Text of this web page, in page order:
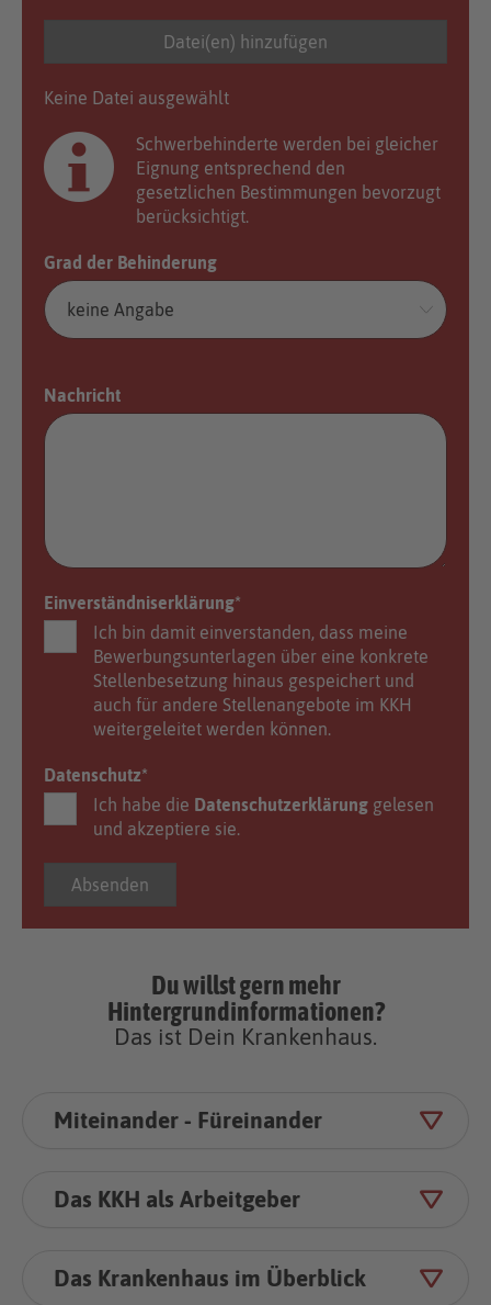
Datei(en) hinzufügen
Keine Datei ausgewählt
Schwerbehinderte werden bei gleicher
Eignung entsprechend den
gesetzlichen Bestimmungen bevorzugt
berücksichtigt.
Grad der Behinderung
Nachricht
Einverständniserklärung*
Ich bin damit einverstanden, dass meine
Bewerbungsunterlagen über eine konkrete
Stellenbesetzung hinaus gespeichert und
auch für andere Stellenangebote im KKH
weitergeleitet werden können.
Datenschutz*
Ich habe die Datenschutzerklärung gelesen
und akzeptiere sie.
Du willst gern mehr
Hintergrundinformationen?
Das ist Dein Kranken­haus.
Miteinander - Füreinander
Das KKH als Arbeitgeber
Das Kranken­haus im Überblick